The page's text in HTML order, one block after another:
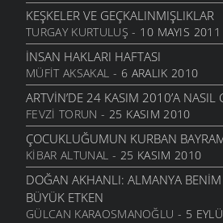
KEŞKELER VE GEÇKALINMIŞLIKLAR
TURGAY KURTULUŞ - 10 MAYIS 2011
İNSAN HAKLARI HAFTASI
MÜFIT AKSAKAL - 6 ARALIK 2010
ARTVIN’DE 24 KASIM 2010’A NASIL
FEVZI TORUN - 25 KASIM 2010
ÇOCUKLUĞUMUN KURBAN
KIBAR ALTUNAL - 25 KASIM 2010
DOĞAN AKHANLI: ALMANYA
BÜYÜK ETKEN
GÜLCAN KARAOSMANOĞLU - 5